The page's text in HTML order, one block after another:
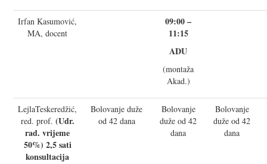
Irfan Kasumović,
MA, docent
09:00 –
11:15
ADU
(montaža
Akad.)
LejlaTeskeredžić,
red. prof. (Udr.
rad. vrijeme
50%) 2,5 sati
konsultacija
Bolovanje duže
od 42 dana
Bolovanje
duže od 42
dana
Bolovanje
duže od 42
dana